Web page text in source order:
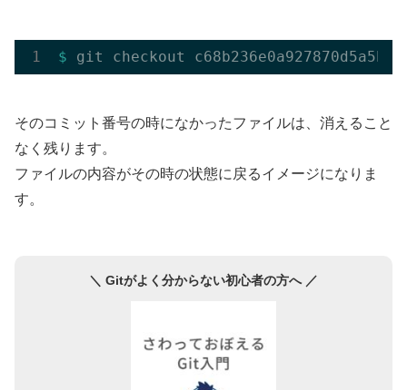
$
そのコミット番号の時になかったファイルは、消えること
なく残ります。
ファイルの内容がその時の状態に戻るイメージになりま
す。
＼ Gitがよく分からない初心者の方へ ／